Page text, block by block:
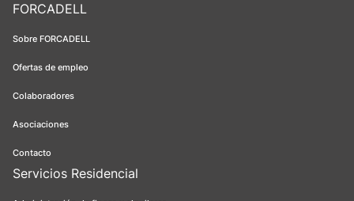
FORCADELL
Sobre FORCADELL
Ofertas de empleo
Colaboradores
Asociaciones
Contacto
Servicios Residencial